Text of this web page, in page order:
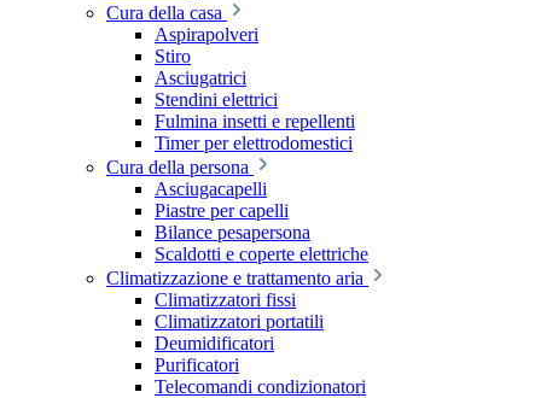
Cura della casa
Aspirapolveri
Stiro
Asciugatrici
Stendini elettrici
Fulmina insetti e repellenti
Timer per elettrodomestici
Cura della persona
Asciugacapelli
Piastre per capelli
Bilance pesapersona
Scaldotti e coperte elettriche
Climatizzazione e trattamento aria
Climatizzatori fissi
Climatizzatori portatili
Deumidificatori
Purificatori
Telecomandi condizionatori